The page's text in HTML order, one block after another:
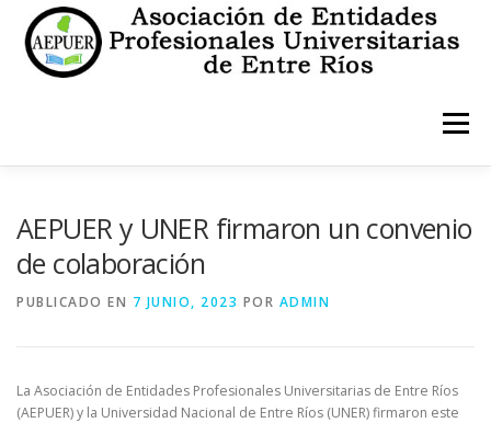
contenido
Menú
AEPUER y UNER firmaron un convenio
de colaboración
PUBLICADO EN 7 JUNIO, 2023 POR ADMIN
La Asociación de Entidades Profesionales Universitarias de Entre Ríos
(AEPUER) y la Universidad Nacional de Entre Ríos (UNER) firmaron este